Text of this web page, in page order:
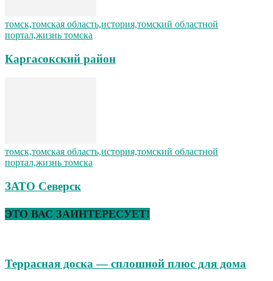
томск,томская область,история,томский областной
портал,жизнь томска
Каргасокский район
томск,томская область,история,томский областной
портал,жизнь томска
ЗАТО Северск
ЭТО ВАС ЗАИНТЕРЕСУЕТ!
Террасная доска — сплошной плюс для дома